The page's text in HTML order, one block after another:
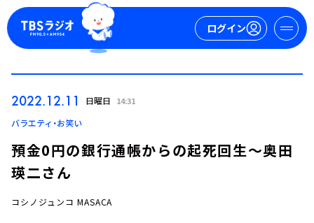
ログイン
ログイン
2022.12.11 日曜日 14:31
バラエティ・お笑い
預金0円の銀行通帳からの起死回生～奥田
瑛二さん
コシノジュンコ MASACA